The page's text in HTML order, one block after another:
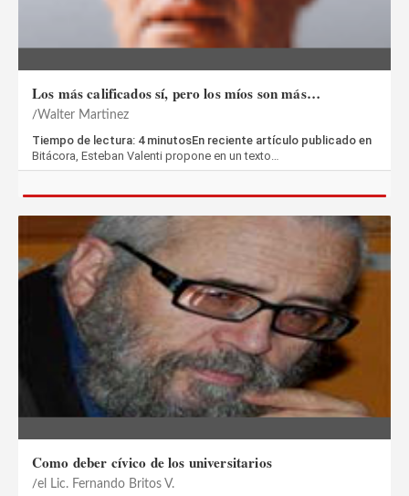
Los más calificados sí, pero los míos son más…
Walter Martinez
Tiempo de lectura: 4 minutosEn reciente artículo publicado en
Bitácora, Esteban Valenti propone en un texto…
Como deber cívico de los universitarios
el Lic. Fernando Britos V.